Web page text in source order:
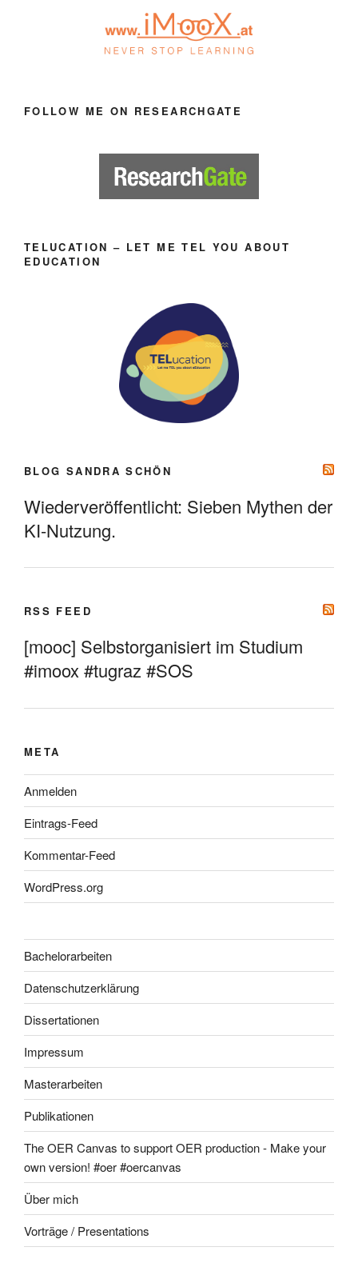
FOLLOW ME ON RESEARCHGATE
TELUCATION – LET ME TEL YOU ABOUT
EDUCATION
BLOG SANDRA SCHÖN
Wiederveröffentlicht: Sieben Mythen der
KI-Nutzung.
RSS FEED
[mooc] Selbstorganisiert im Studium
#imoox #tugraz #SOS
META
Anmelden
Eintrags-Feed
Kommentar-Feed
WordPress.org
Bachelorarbeiten
Datenschutzerklärung
Dissertationen
Impressum
Masterarbeiten
Publikationen
The OER Canvas to support OER production - Make your
own version! #oer #oercanvas
Über mich
Vorträge / Presentations